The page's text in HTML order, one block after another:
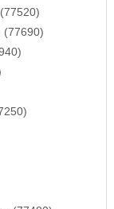
(77690)